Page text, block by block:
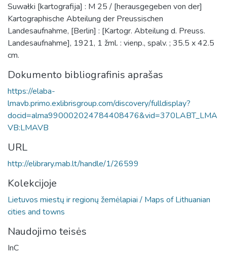
Suwałki [kartografija] : M 25 / [herausgegeben von der]
Kartographische Abteilung der Preussischen
Landesaufnahme, [Berlin] : [Kartogr. Abteilung d. Preuss.
Landesaufnahme], 1921, 1 žml. : vienp., spalv. ; 35.5 x 42.5
cm.
Dokumento bibliografinis aprašas
https://elaba-
lmavb.primo.exlibrisgroup.com/discovery/fulldisplay?
docid=alma990002024784408476&vid=370LABT_LMA
VB:LMAVB
URL
http://elibrary.mab.lt/handle/1/26599
Kolekcijoje
Lietuvos miestų ir regionų žemėlapiai / Maps of Lithuanian
cities and towns
Naudojimo teisės
InC